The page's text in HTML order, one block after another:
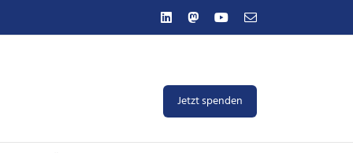
LinkedInMastodonYouTube
E-
Jetzt spenden